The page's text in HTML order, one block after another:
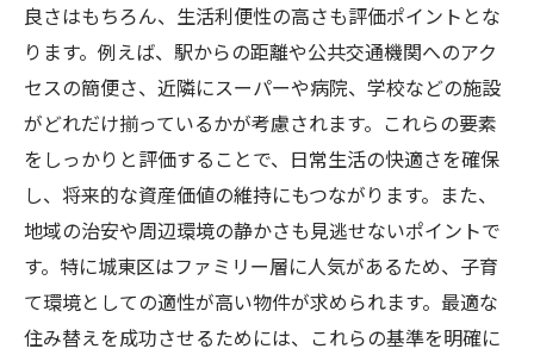
良さはもちろん、生活利便性の高さも評価ポイントとな
ります。例えば、駅からの距離や公共交通機関へのアク
セスの簡便さ、近隣にスーパーや病院、学校などの施設
がどれだけ揃っているかが考慮されます。これらの要素
をしっかりと評価することで、日常生活の快適さを確保
し、将来的な資産価値の維持にもつながります。また、
地域の治安や周辺環境の静かさも見逃せないポイントで
す。特に城東区はファミリー層に人気があるため、子育
て環境としての適性が高い物件が求められます。最適な
住み替えを成功させるためには、これらの基準を明確に